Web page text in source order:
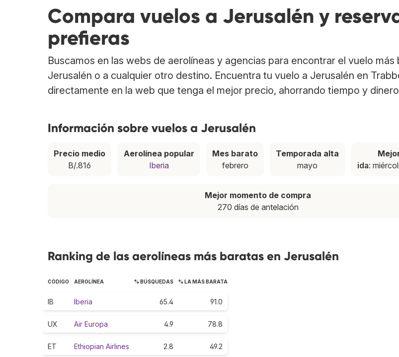
Compara vuelos a Jerusalén y
prefieras
Buscamos en las webs de aerolíneas y agencias para encontrar el vuelo más
Jerusalén o a cualquier otro destino. Encuentra tu vuelo a Jerusalén en
directamente en la web que tenga el mejor precio, ahorrando tiempo y
Información sobre vuelos a Jerusalén
Precio medio
B/.816
Aerolínea popular
Iberia
Mes barato
febrero
Temporada alta
mayo
ida:
Mejor momento de compra
270 días de antelación
Ranking de las aerolíneas más baratas en Jerusalén
CÓDIGO AEROLÍNEA % BÚSQUEDAS % LA MÁS BARATA
IB Iberia 65.4 91.0
UX Air Europa 4.9 78.8
ET Ethiopian Airlines 2.8 49.2